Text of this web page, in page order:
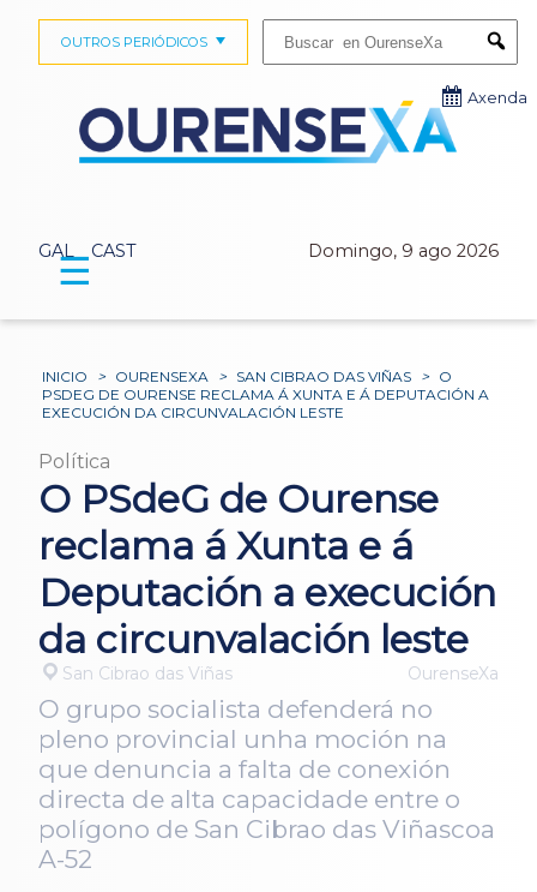
GAL CAST Domingo, 9 ago 2026
OUTROS PERIÓDICOS
Axenda
☰
INICIO > OURENSEXA > SAN CIBRAO DAS VIÑAS > O
PSDEG DE OURENSE RECLAMA Á XUNTA E Á DEPUTACIÓN A
EXECUCIÓN DA CIRCUNVALACIÓN LESTE
Política
O PSdeG de Ourense
reclama á Xunta e á
Deputación a execución
da circunvalación leste
San Cibrao das Viñas OurenseXa
O grupo socialista defenderá no
pleno provincial unha moción na
que denuncia a falta de conexión
directa de alta capacidade entre o
polígono de San Cibrao das Viñascoa
A-52